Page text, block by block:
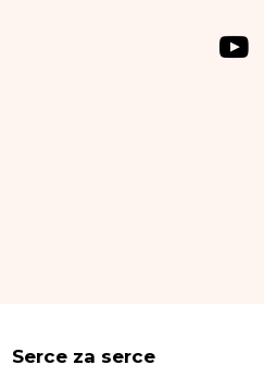
Serce za serce